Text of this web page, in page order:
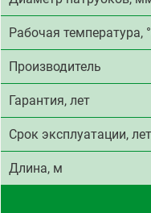
Рабочая температура,
Производитель
Гарантия, лет
Срок эксплуатации, лет
Длина, м